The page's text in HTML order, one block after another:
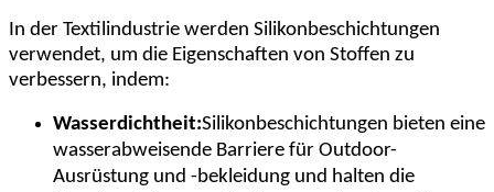
In der Textilindustrie werden Silikonbeschichtungen
verwendet, um die Eigenschaften von Stoffen zu
verbessern, indem:
Wasserdichtheit:Silikonbeschichtungen bieten eine
wasserabweisende Barriere für Outdoor-
Ausrüstung und -bekleidung und halten die